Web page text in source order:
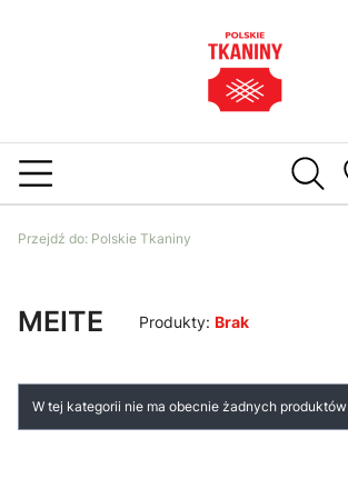
Przejdź do: Polskie Tkaniny
MEITE Produkty: Brak
Lista produktów
W tej kategorii nie ma obecnie żadnych produktów